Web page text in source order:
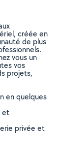
créée en
de plus
vous un
vos
projets,
en quelques
et
privée et